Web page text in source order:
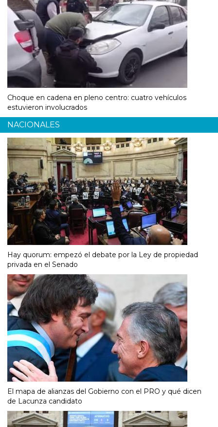
Choque en cadena en pleno centro: cuatro vehículos
estuvieron involucrados
NACIONALES
Hay quorum: empezó el debate por la Ley de propiedad
privada en el Senado
El mapa de alianzas del Gobierno con el PRO y qué dicen
de Lacunza candidato